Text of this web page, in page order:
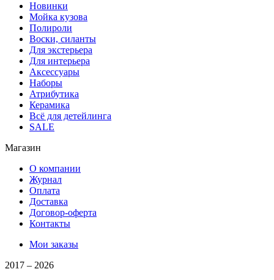
Новинки
Мойка кузова
Полироли
Воски, силанты
Для экстерьера
Для интерьера
Аксессуары
Наборы
Атрибутика
Керамика
Всё для детейлинга
SALE
Магазин
О компании
Журнал
Оплата
Доставка
Договор-оферта
Контакты
Мои заказы
2017 – 2026